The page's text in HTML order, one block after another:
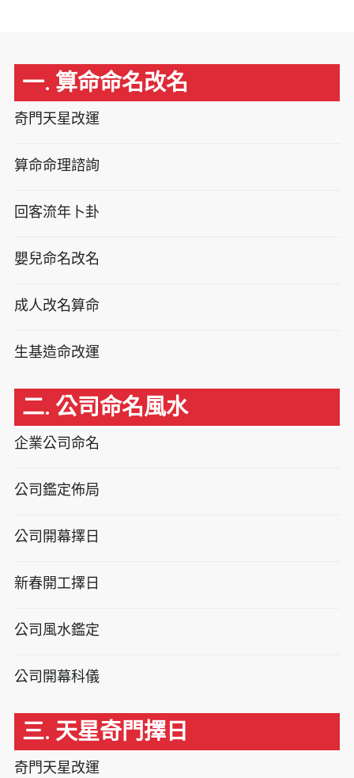
一. 算命命名改名
奇門天星改運
算命命理諮詢
回客流年卜卦
嬰兒命名改名
成人改名算命
生基造命改運
二. 公司命名風水
企業公司命名
公司鑑定佈局
公司開幕擇日
新春開工擇日
公司風水鑑定
公司開幕科儀
三. 天星奇門擇日
奇門天星改運